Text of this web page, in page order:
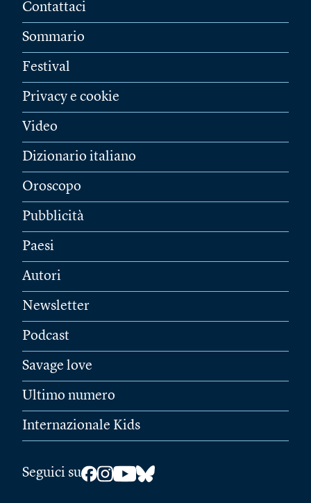
Contattaci
Sommario
Festival
Privacy e cookie
Video
Dizionario italiano
Oroscopo
Pubblicità
Paesi
Autori
Newsletter
Podcast
Savage love
Ultimo numero
Internazionale Kids
Seguici su